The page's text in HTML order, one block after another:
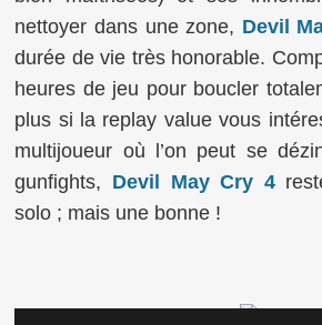
nettoyer dans une zone, Devil
durée de vie très honorable.
heures de jeu pour boucler
plus si la replay value vous
multijoueur où l’on peut se
gunfights, Devil May Cry 4
solo ; mais une bonne !